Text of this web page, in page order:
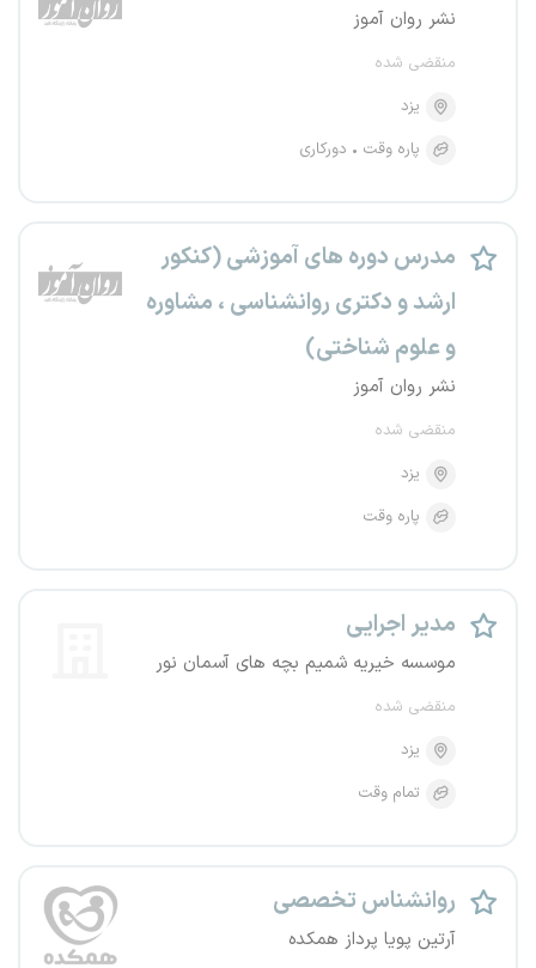
نشر روان آموز
منقضی شده
یزد
پاره وقت
دورکاری
مدرس دوره های آموزشی (کنکور
ارشد و دکتری روانشناسی ، مشاوره
و علوم شناختی)
نشر روان آموز
منقضی شده
یزد
پاره وقت
مدیر اجرایی
موسسه خیریه شمیم بچه های آسمان نور
منقضی شده
یزد
تمام وقت
روانشناس تخصصی
آرتین پویا پرداز همکده